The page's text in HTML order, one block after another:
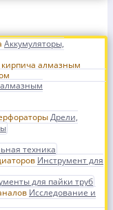
Аккумуляторы,
алмазным
Дрели,
техника
Инструмент для
для пайки труб
Исследование и